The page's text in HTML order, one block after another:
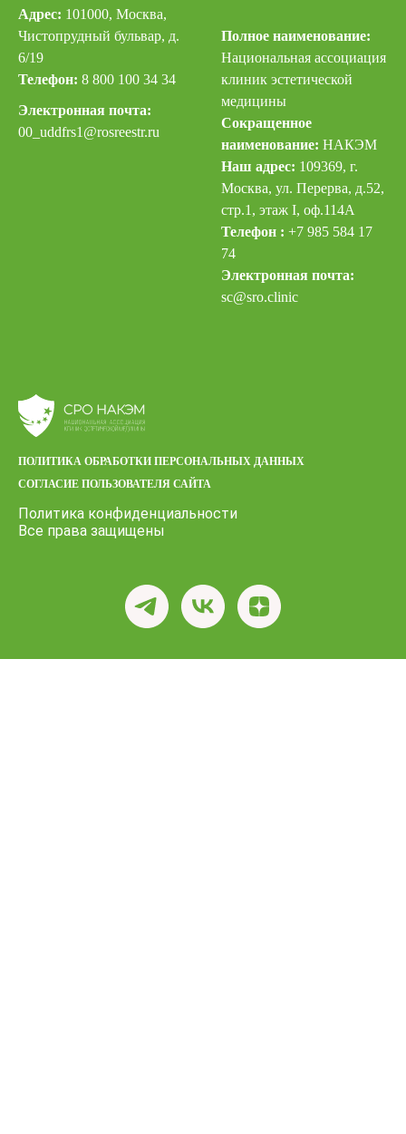
Адрес: 101000, Москва,
Чистопрудный бульвар, д.
6/19
Телефон: 8 800 100 34 34
Электронная почта:
00_uddfrs1@rosreestr.ru
Полное наименование:
Национальная ассоциация
клиник эстетической
медицины
Сокращенное
наименование: НАКЭМ
Наш адрес: 109369, г.
Москва, ул. Перерва, д.52,
стр.1, этаж I, оф.114А
Телефон : +7 985 584 17
74
Электронная почта:
sc@sro.clinic
ПОЛИТИКА ОБРАБОТКИ ПЕРСОНАЛЬНЫХ ДАННЫХ
СОГЛАСИЕ ПОЛЬЗОВАТЕЛЯ САЙТА
Политика конфиденциальности
Все права защищены